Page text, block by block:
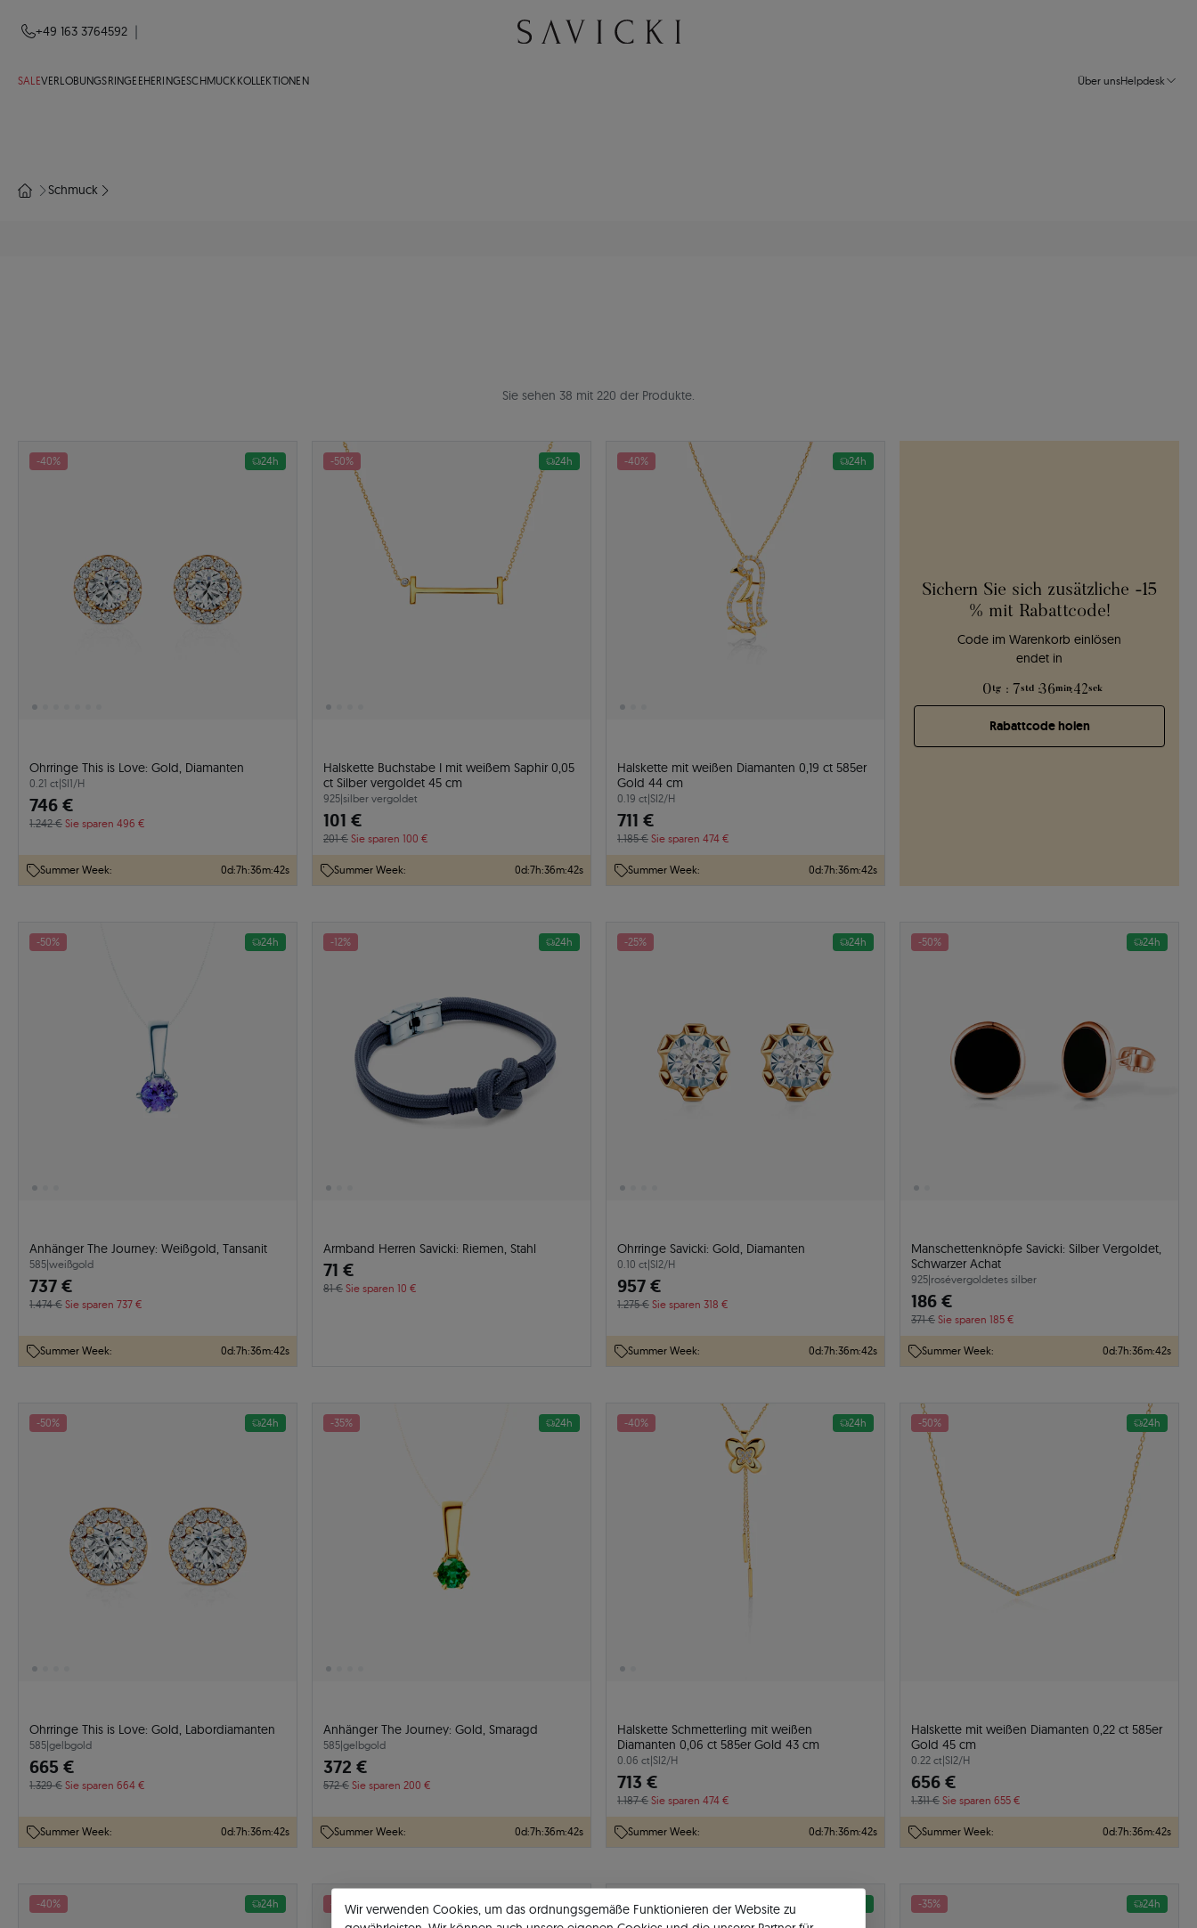
+49 163 3764592
SALEVERLOBUNGSRINGE EHERINGESCHMUCKKOLLEKTIONEN Über unsHelpdesk
Schmuck
Sie sehen 38 mit 220 der Produkte.
Sichern Sie sich zusätzliche -15
% mit Rabattcode!
Code im Warenkorb einlösen
endet in
0 tg : 7std :36min:41sek
Rabattcode holen
-40% 24h
Ohrringe This is Love: Gold, Diamanten
0.21 ct|SI1/H
746 €
1.242 € Sie sparen 496 €
Summer Week: 0d:7h:36m:41s
-50% 24h
Halskette Buchstabe I mit weißem Saphir 0,05
ct Silber vergoldet 45 cm
925|silber vergoldet
101 €
201 € Sie sparen 100 €
Summer Week: 0d:7h:36m:41s
-40% 24h
Halskette mit weißen Diamanten 0,19 ct 585er
Gold 44 cm
0.19 ct|SI2/H
711 €
1.185 € Sie sparen 474 €
Summer Week: 0d:7h:36m:41s
-50% 24h
Anhänger The Journey: Weißgold, Tansanit
585|weißgold
737 €
1.474 € Sie sparen 737 €
Summer Week: 0d:7h:36m:41s
-12% 24h
Armband Herren Savicki: Riemen, Stahl
71 €
81 € Sie sparen 10 €
-25% 24h
Ohrringe Savicki: Gold, Diamanten
0.10 ct|SI2/H
957 €
1.275 € Sie sparen 318 €
Summer Week: 0d:7h:36m:41s
-50% 24h
Manschettenknöpfe Savicki: Silber Vergoldet,
Schwarzer Achat
925|rosévergoldetes silber
186 €
371 € Sie sparen 185 €
Summer Week: 0d:7h:36m:41s
-50% 24h
Ohrringe This is Love: Gold, Labordiamanten
585|gelbgold
665 €
1.329 € Sie sparen 664 €
Summer Week: 0d:7h:36m:41s
-35% 24h
Anhänger The Journey: Gold, Smaragd
585|gelbgold
372 €
572 € Sie sparen 200 €
Summer Week: 0d:7h:36m:41s
-40% 24h
Halskette Schmetterling mit weißen
Diamanten 0,06 ct 585er Gold 43 cm
0.06 ct|SI2/H
713 €
1.187 € Sie sparen 474 €
Summer Week: 0d:7h:36m:41s
-50% 24h
Halskette mit weißen Diamanten 0,22 ct 585er
Gold 45 cm
0.22 ct|SI2/H
656 €
1.311 € Sie sparen 655 €
Summer Week: 0d:7h:36m:41s
-40% 24h -50% 24h -40% -35% 24h
Wir verwenden Cookies, um das ordnungsgemäße Funktionieren der Website zu